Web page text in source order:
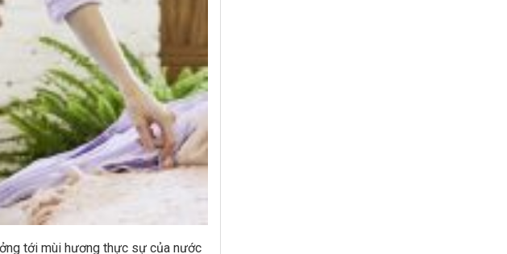
tới mùi hương thực sự của nước